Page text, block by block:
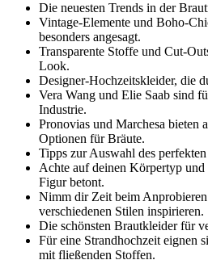
Die neuesten Trends in der
Vintage-Elemente und Boho-
besonders angesagt.
Transparente Stoffe und Cut-
Look.
Designer-Hochzeitskleider, die
Vera Wang und Elie Saab sind
Industrie.
Pronovias und Marchesa bieten
Optionen für Bräute.
Tipps zur Auswahl des
Achte auf deinen Körpertyp
Figur betont.
Nimm dir Zeit beim
verschiedenen Stilen inspirieren.
Die schönsten Brautkleider für
Für eine Strandhochzeit eignen
mit fließenden Stoffen.